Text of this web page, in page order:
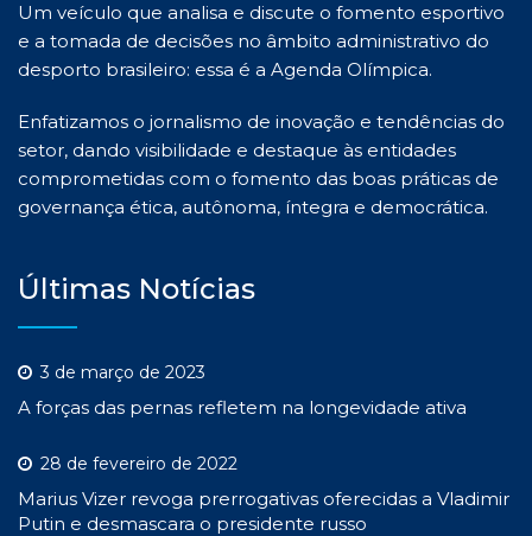
Um veículo que analisa e discute o fomento esportivo
e a tomada de decisões no âmbito administrativo do
desporto brasileiro: essa é a Agenda Olímpica.
Enfatizamos o jornalismo de inovação e tendências do
setor, dando visibilidade e destaque às entidades
comprometidas com o fomento das boas práticas de
governança ética, autônoma, íntegra e democrática.
Últimas Notícias
3 de março de 2023
A forças das pernas refletem na longevidade ativa
28 de fevereiro de 2022
Marius Vizer revoga prerrogativas oferecidas a Vladimir
Putin e desmascara o presidente russo